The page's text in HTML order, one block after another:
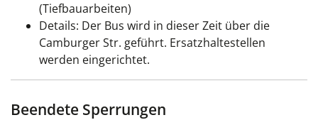
(Tiefbauarbeiten)
Details: Der Bus wird in dieser Zeit über die
Camburger Str. geführt. Ersatzhaltestellen
werden eingerichtet.
Beendete Sperrungen